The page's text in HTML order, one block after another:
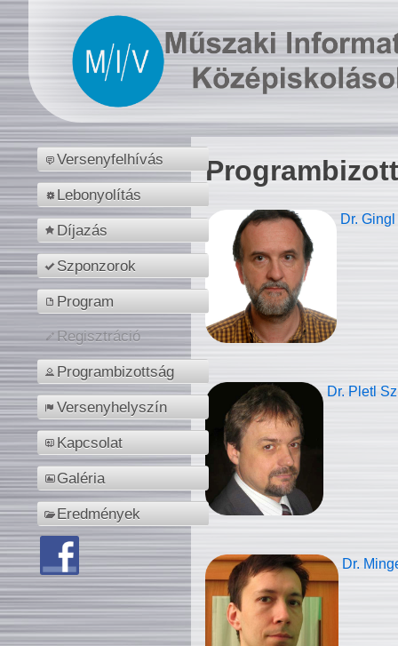
Versenyfelhívás
Lebonyolítás
Díjazás
Szponzorok
Program
Regisztráció
Programbizottság
Versenyhelyszín
Kapcsolat
Galéria
Eredmények
Dr.
Dr. Pletl
Dr.